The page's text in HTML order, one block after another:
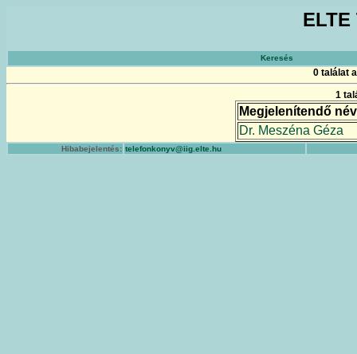
Keresés
0 találat
1
Megjelenítendő név
Dr. Meszéna Géza
Hibabejelentés: telefonkonyv@iig.elte.hu